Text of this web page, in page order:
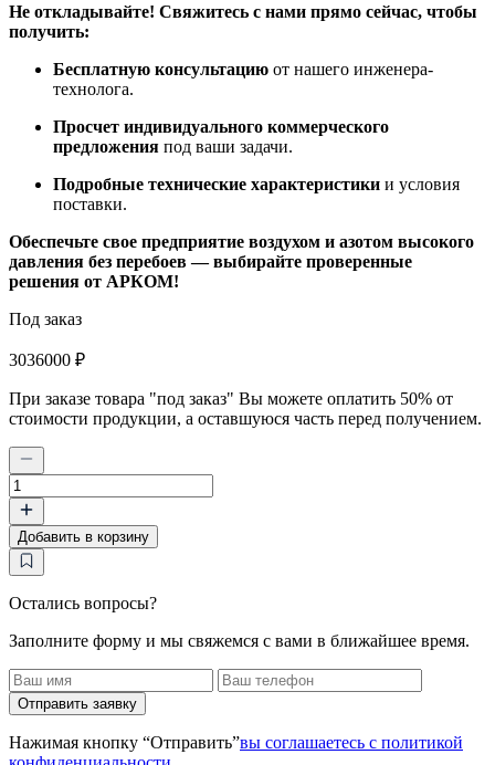
Не откладывайте! Свяжитесь с нами прямо сейчас, чтобы
получить:
Бесплатную консультацию от нашего инженера-
технолога.
Просчет индивидуального коммерческого
предложения под ваши задачи.
Подробные технические характеристики и условия
поставки.
Обеспечьте свое предприятие воздухом и азотом высокого
давления без перебоев — выбирайте проверенные
решения от АРКОМ!
Под заказ
3036000 ₽
При заказе товара "под заказ" Вы можете оплатить 50% от
стоимости продукции, а оставшуюся часть перед получением.
Количество
товара
Бустер
высокого
давления
АРКОМ
ДКП22-
350
Добавить в корзину
Остались вопросы?
Заполните форму и мы свяжемся с вами в ближайшее время.
Отправить заявку
Нажимая кнопку “Отправить”вы соглашаетесь с политикой